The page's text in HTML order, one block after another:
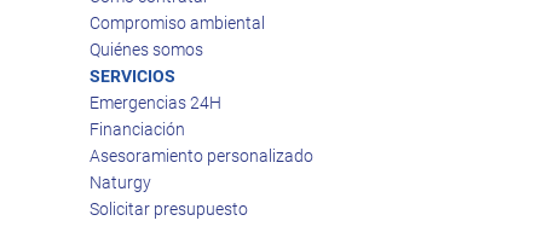
Compromiso ambiental
Quiénes somos
SERVICIOS
Emergencias 24H
Financiación
Asesoramiento personalizado
Naturgy
Solicitar presupuesto